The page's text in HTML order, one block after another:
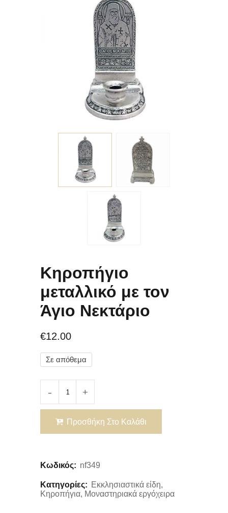
Κηροπήγιο
μεταλλικό με τον
Άγιο Νεκτάριο
€12.00
Σε απόθεμα
Προσθήκη Στο Καλάθι
Κωδικός: nf349
Κατηγορίες: Εκκλησιαστικά είδη,
Κηροπήγια, Μοναστηριακά εργόχειρα